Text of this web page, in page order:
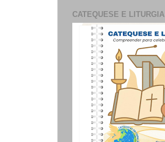
CATEQUESE E LITURGIA